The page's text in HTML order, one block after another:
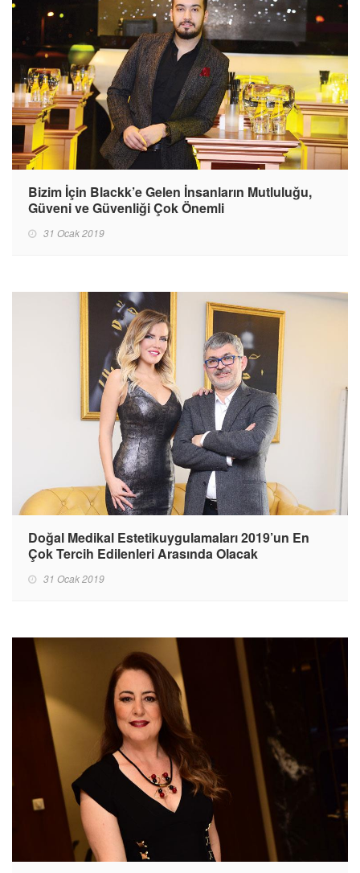
Bizim İçin Blackk’e Gelen İnsanların Mutluluğu,
Güveni ve Güvenliği Çok Önemli
31 Ocak 2019
Doğal Medikal Estetikuygulamaları 2019’un En
Çok Tercih Edilenleri Arasında Olacak
31 Ocak 2019